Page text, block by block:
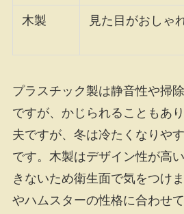
木製 見た目がおしゃ
プラスチック製は静音性や掃
ですが、かじられることもあ
夫ですが、冬は冷たくなりや
です。木製はデザイン性が高
きないため衛生面で気をつけ
やハムスターの性格に合わせ